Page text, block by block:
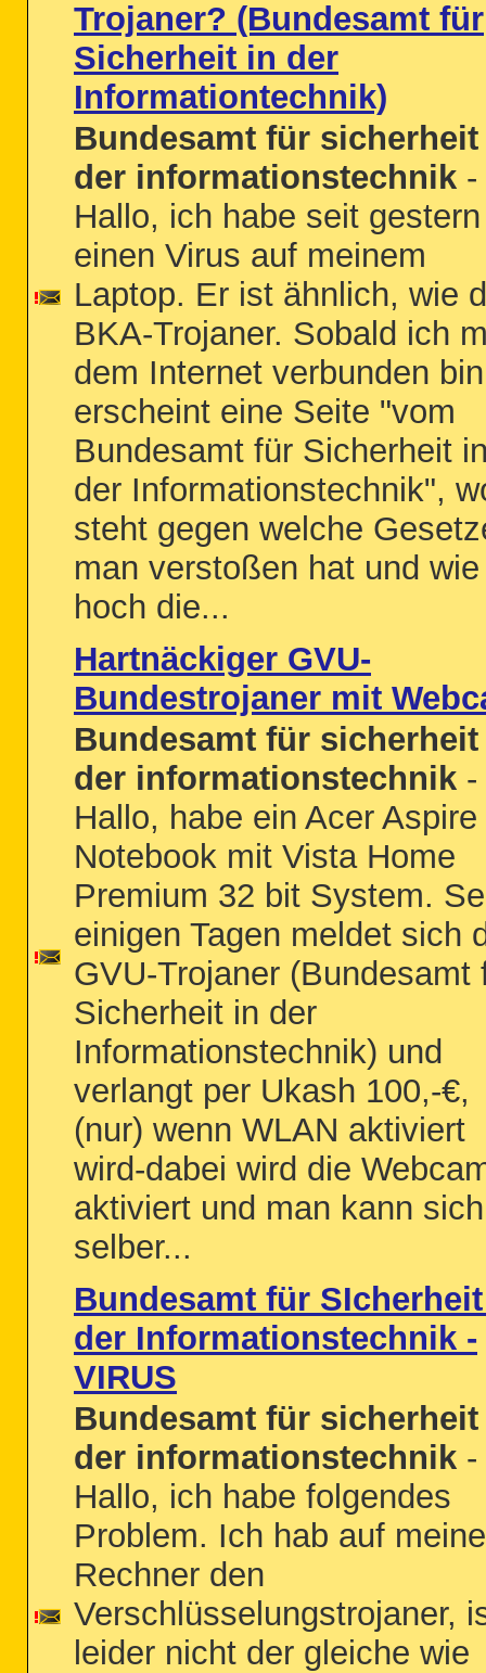
Trojaner? (Bundesamt für
Sicherheit in der
Informationtechnik)
Bundesamt für
der informationstechnik -
Hallo, ich habe seit gestern
einen Virus auf meinem
Laptop. Er ist ähnlich, wie
BKA-Trojaner. Sobald ich
dem Internet verbunden bin
erscheint eine Seite "vom
Bundesamt für Sicherheit
der Informationstechnik",
steht gegen welche
man verstoßen hat und wie
hoch die...
Hartnäckiger GVU-
Bundestrojaner mit
Bundesamt für
der informationstechnik -
Hallo, habe ein Acer Aspire
Notebook mit Vista Home
Premium 32 bit System.
einigen Tagen meldet sich
GVU-Trojaner (Bundesamt
Sicherheit in der
Informationstechnik) und
verlangt per Ukash 100,-€,
(nur) wenn WLAN aktiviert
wird-dabei wird die
aktiviert und man kann sich
selber...
Bundesamt für
der Informationstechnik -
VIRUS
Bundesamt für
der informationstechnik -
Hallo, ich habe folgendes
Problem. Ich hab auf
Rechner den
Verschlüsselungstrojaner,
leider nicht der gleiche wie